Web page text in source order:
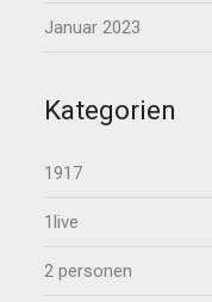
Januar 2023
Kategorien
1917
1live
2 personen